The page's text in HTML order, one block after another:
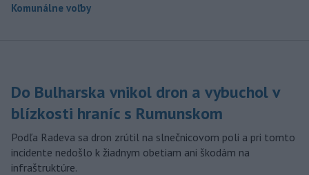
Komunálne voľby
Do Bulharska vnikol dron a vybuchol v
blízkosti hraníc s Rumunskom
Podľa Radeva sa dron zrútil na slnečnicovom poli a pri tomto
incidente nedošlo k žiadnym obetiam ani škodám na
infraštruktúre.